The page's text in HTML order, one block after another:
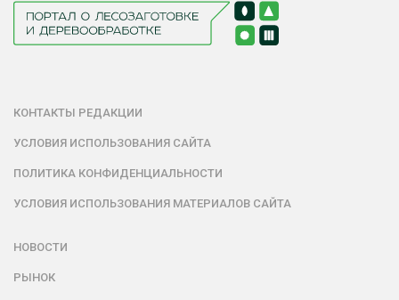
КОНТАКТЫ РЕДАКЦИИ
УСЛОВИЯ ИСПОЛЬЗОВАНИЯ САЙТА
ПОЛИТИКА КОНФИДЕНЦИАЛЬНОСТИ
УСЛОВИЯ ИСПОЛЬЗОВАНИЯ МАТЕРИАЛОВ САЙТА
НОВОСТИ
РЫНОК